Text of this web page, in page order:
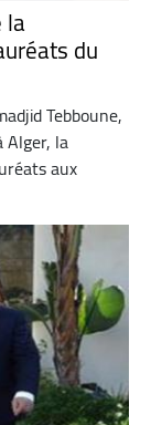
la
du
Tebboune,
Alger, la
aux